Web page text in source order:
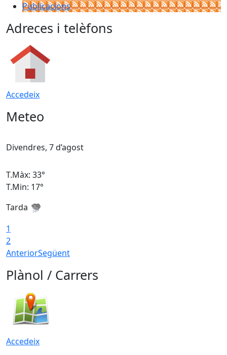
Publicacions
Adreces i telèfons
Accedeix
Meteo
Divendres, 7 d’agost
T.Màx: 33°
T.Min: 17°
Tarda
1
2
AnteriorSegüent
Plànol / Carrers
Accedeix